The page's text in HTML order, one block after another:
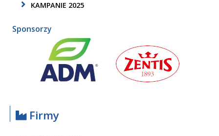
KAMPANIE 2025
Sponsorzy
Firmy